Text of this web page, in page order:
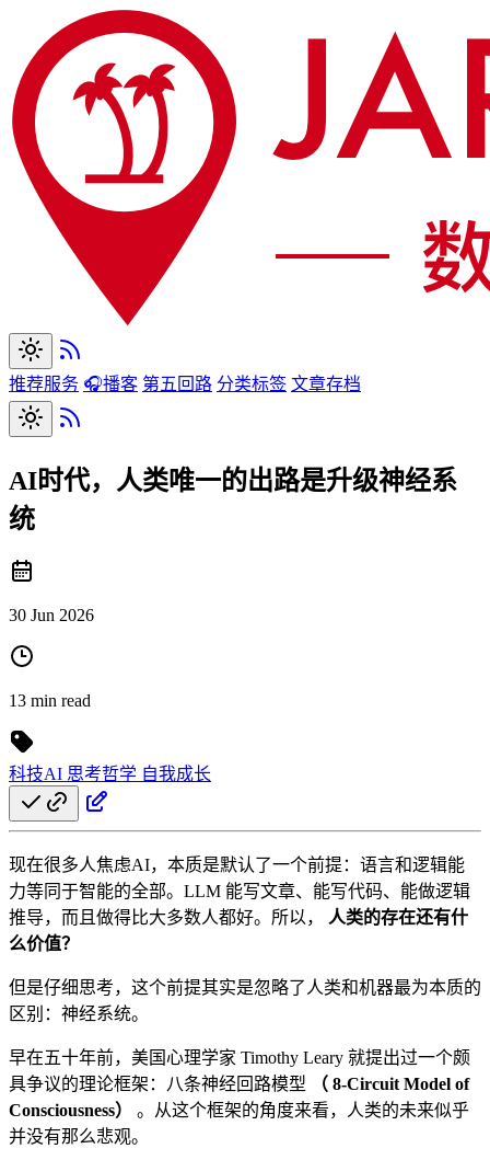
推荐服务 🎧播客 第五回路 分类标签 文章存档
AI时代，人类唯一的出路是升级神经系
统
30 Jun 2026
13 min read
科技AI 思考哲学 自我成长
现在很多人焦虑AI，本质是默认了一个前提：语言和逻辑能
力等同于智能的全部。LLM 能写文章、能写代码、能做逻辑
推导，而且做得比大多数人都好。所以， 人类的存在还有什
么价值？
但是仔细思考，这个前提其实是忽略了人类和机器最为本质的
区别：神经系统。
早在五十年前，美国心理学家 Timothy Leary 就提出过一个颇
具争议的理论框架：八条神经回路模型
（ 8-Circuit Model of
Consciousness）
。从这个框架的角度来看，人类的未来似乎
并没有那么悲观。